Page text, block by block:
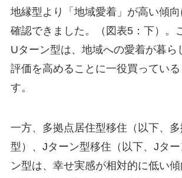
地縁型より「地域愛着」が高い傾
確認できました。（図表5：下）。
Uターン型は、地域への愛着が暮ら
評価を高めることに一役買っている
す。
一方、多拠点居住型移住（以下、
型）、Jターン型移住（以下、Jタ
ン型は、幸せ実感が相対的に低い